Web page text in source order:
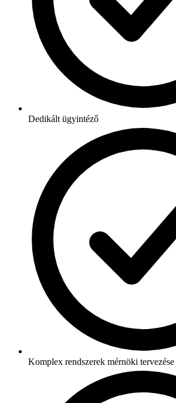
Dedikált ügyintéző
Komplex rendszerek mérnöki tervezése